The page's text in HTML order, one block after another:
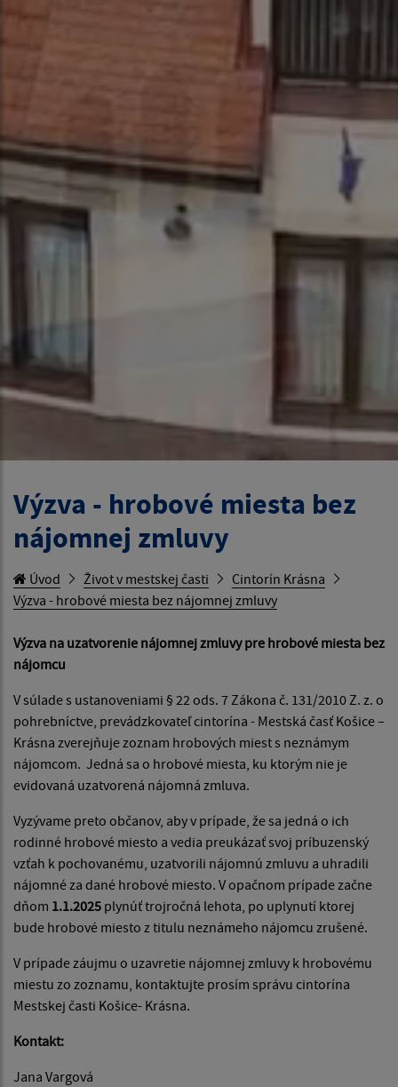
Výzva - hrobové miesta bez
nájomnej zmluvy
Úvod Život v mestskej časti
Cintorín Krásna
Výzva - hrobové miesta bez nájomnej zmluvy
Výzva na uzatvorenie nájomnej zmluvy pre hrobové miesta bez
nájomcu
V súlade s ustanoveniami § 22 ods. 7 Zákona č. 131/2010 Z. z. o
pohrebníctve, prevádzkovateľ cintorína - Mestská časť Košice –
Krásna zverejňuje zoznam hrobových miest s neznámym
nájomcom. Jedná sa o hrobové miesta, ku ktorým nie je
evidovaná uzatvorená nájomná zmluva.
Vyzývame preto občanov, aby v prípade, že sa jedná o ich
rodinné hrobové miesto a vedia preukázať svoj príbuzenský
vzťah k pochovanému, uzatvorili nájomnú zmluvu a uhradili
nájomné za dané hrobové miesto. V opačnom prípade začne
dňom 1.1.2025 plynúť trojročná lehota, po uplynutí ktorej
bude hrobové miesto z titulu neznámeho nájomcu zrušené.
V prípade záujmu o uzavretie nájomnej zmluvy k hrobovému
miestu zo zoznamu, kontaktujte prosím správu cintorína
Mestskej časti Košice- Krásna.
Kontakt:
Jana Vargová